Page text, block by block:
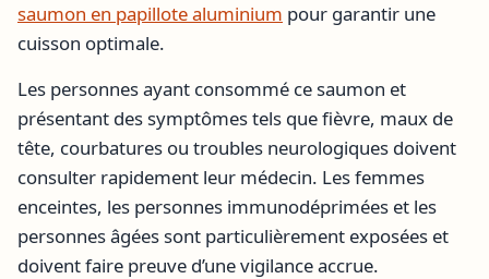
saumon en papillote aluminium pour garantir une
cuisson optimale.
Les personnes ayant consommé ce saumon et
présentant des symptômes tels que fièvre, maux de
tête, courbatures ou troubles neurologiques doivent
consulter rapidement leur médecin. Les femmes
enceintes, les personnes immunodéprimées et les
personnes âgées sont particulièrement exposées et
doivent faire preuve d’une vigilance accrue.